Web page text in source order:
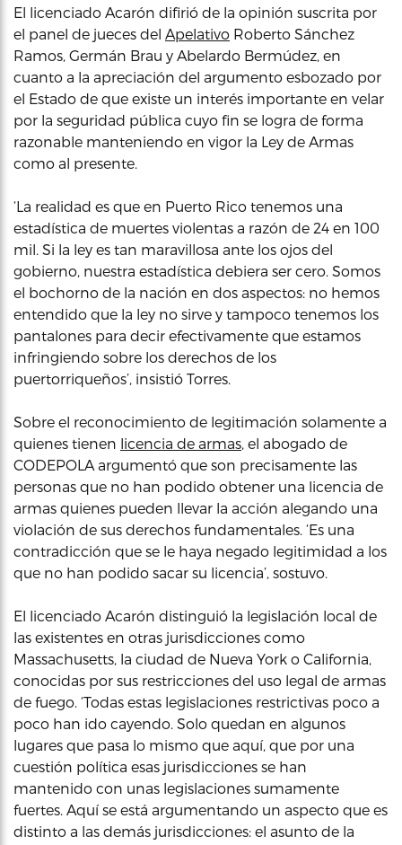
El licenciado Acarón difirió de la opinión suscrita por
el panel de jueces del Apelativo Roberto Sánchez
Ramos, Germán Brau y Abelardo Bermúdez, en
cuanto a la apreciación del argumento esbozado por
el Estado de que existe un interés importante en velar
por la seguridad pública cuyo fin se logra de forma
razonable manteniendo en vigor la Ley de Armas
como al presente.
‘La realidad es que en Puerto Rico tenemos una
estadística de muertes violentas a razón de 24 en 100
mil. Si la ley es tan maravillosa ante los ojos del
gobierno, nuestra estadística debiera ser cero. Somos
el bochorno de la nación en dos aspectos: no hemos
entendido que la ley no sirve y tampoco tenemos los
pantalones para decir efectivamente que estamos
infringiendo sobre los derechos de los
puertorriqueños’, insistió Torres.
Sobre el reconocimiento de legitimación solamente a
quienes tienen licencia de armas, el abogado de
CODEPOLA argumentó que son precisamente las
personas que no han podido obtener una licencia de
armas quienes pueden llevar la acción alegando una
violación de sus derechos fundamentales. ‘Es una
contradicción que se le haya negado legitimidad a los
que no han podido sacar su licencia’, sostuvo.
El licenciado Acarón distinguió la legislación local de
las existentes en otras jurisdicciones como
Massachusetts, la ciudad de Nueva York o California,
conocidas por sus restricciones del uso legal de armas
de fuego. ‘Todas estas legislaciones restrictivas poco a
poco han ido cayendo. Solo quedan en algunos
lugares que pasa lo mismo que aquí, que por una
cuestión política esas jurisdicciones se han
mantenido con unas legislaciones sumamente
fuertes. Aquí se está argumentando un aspecto que es
distinto a las demás jurisdicciones: el asunto de la